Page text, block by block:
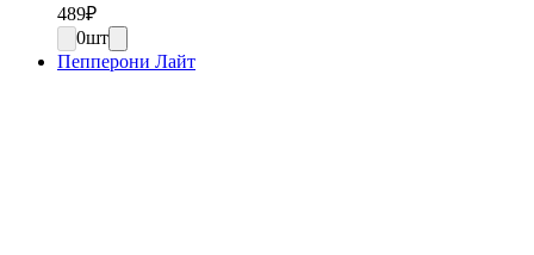
489₽
0шт
Пепперони Лайт